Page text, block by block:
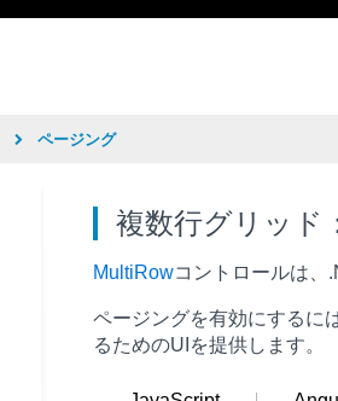
ページング
複数行グリッド
MultiRowコントロールは、
ページングを有効にするに
るためのUIを提供します。